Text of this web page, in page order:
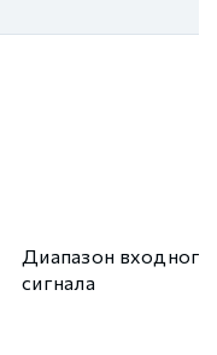
Диапазон входного
сигнала